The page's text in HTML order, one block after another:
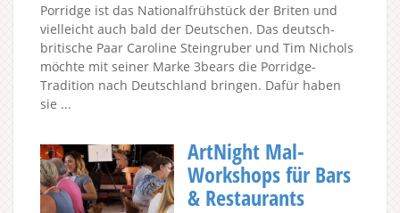
Porridge ist das Nationalfrühstück der Briten und
vielleicht auch bald der Deutschen. Das deutsch-
britische Paar Caroline Steingruber und Tim Nichols
möchte mit seiner Marke 3bears die Porridge-
Tradition nach Deutschland bringen. Dafür haben
sie ...
ArtNight Mal-
Workshops für Bars
& Restaurants